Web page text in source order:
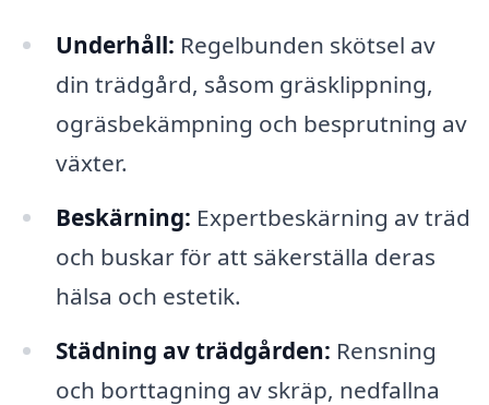
Underhåll: Regelbunden skötsel av
din trädgård, såsom gräsklippning,
ogräsbekämpning och besprutning av
växter.
Beskärning: Expertbeskärning av träd
och buskar för att säkerställa deras
hälsa och estetik.
Städning av trädgården: Rensning
och borttagning av skräp, nedfallna